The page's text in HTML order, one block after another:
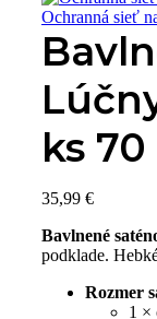
Ochranná sieť
ks
35,99 €
Bavlnené
podklade.
Rozmer
1 ×